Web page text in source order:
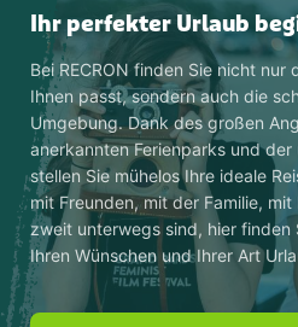
Ihr perfekter Urlaub
Bei RECRON finden Sie nicht nur
Ihnen passt, sondern auch die
Umgebung. Dank des großen
anerkannten Ferienparks und
stellen Sie mühelos Ihre ideale
mit Freunden, mit der Familie,
zweit unterwegs sind, hier finden
Ihren Wünschen und Ihrer Art